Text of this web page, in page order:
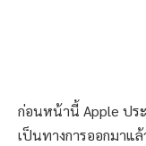
ก่อนหน้านี้ Apple ประ
เป็นทางการออกมาแ